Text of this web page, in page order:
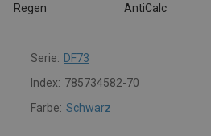
Regen AntiCalc
Serie: DF73
Index: 785734582-70
Farbe: Schwarz